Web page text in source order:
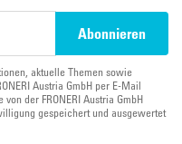
aktuelle Themen sowie
Austria GmbH per E-Mail
der FRONERI Austria GmbH
gespeichert und ausgewertet